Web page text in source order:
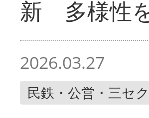
新 多様性
2026.03.27
民鉄・公営・三セク